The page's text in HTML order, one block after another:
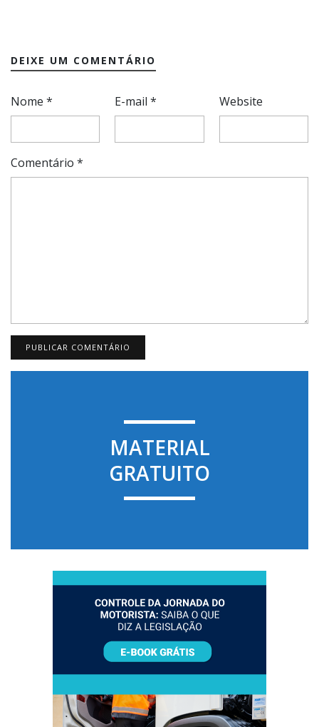
DEIXE UM COMENTÁRIO
Nome * E-mail* Website
Comentário *
MATERIAL
GRATUITO